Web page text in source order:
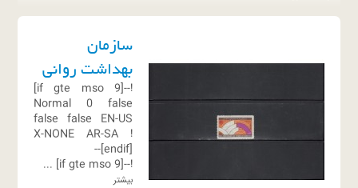
سازمان
بهداشت روانی
!--[if gte mso 9]
Normal
0
false
false false
EN-US
X-NONE
AR-SA
!
[endif]--
!--[if gte mso 9]
...
بیشتر